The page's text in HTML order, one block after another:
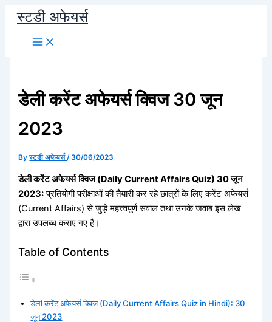
Skip
content
स्टडी अफेयर्स
डेली करेंट अफेयर्स क्विज 30 जून
2023
Byस्टडी अफेयर्स/30/06/2023
डेली करेंट अफेयर्स क्विज (Daily Current Affairs Quiz) 30 जून
2023:प्रतियोगी परीक्षाओं की तैयारी कर रहे छात्रों के लिए करेंट अफेयर्स
(Current Affairs) से जुड़े महत्त्वपूर्ण सवाल तथा उनके जवाब इस लेख
द्वारा उपलब्ध कराए गए हैं।
Table of Contents
डेली करेंट अफेयर्स क्विज (Daily Current Affairs Quiz in Hindi): 30
जून 2023